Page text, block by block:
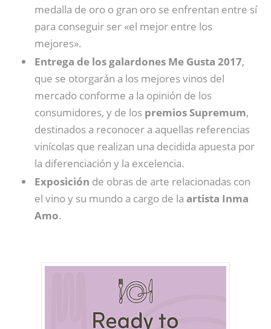
medalla de oro o gran oro se enfrentan entre sí
para conseguir ser «el mejor entre los
mejores».
Entrega de los galardones Me Gusta 2017,
que se otorgarán a los mejores vinos del
mercado conforme a la opinión de los
consumidores, y de los premios Supremum,
destinados a reconocer a aquellas referencias
vinícolas que realizan una decidida apuesta por
la diferenciación y la excelencia.
Exposición de obras de arte relacionadas con
el vino y su mundo a cargo de la artista Inma
Amo.